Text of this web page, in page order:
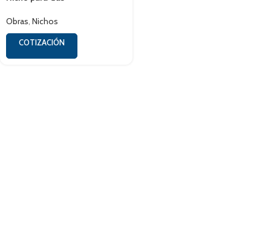
Obras, Nichos
COTIZACIÓN